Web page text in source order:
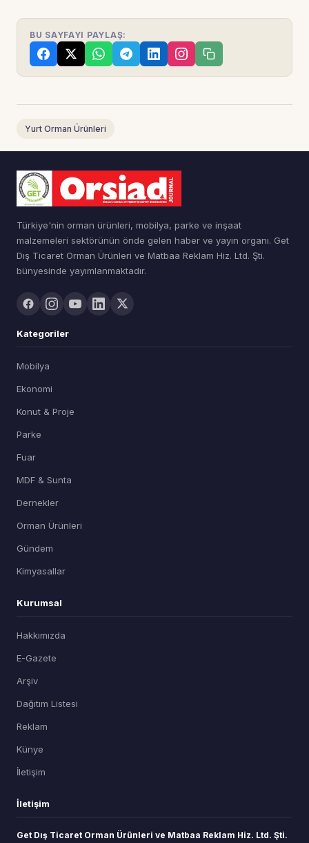
BU SAYFAYI PAYLAŞ:
Yurt Orman Ürünleri
Türkiye'nin orman ürünleri, mobilya, parke ve inşaat
malzemeleri sektörünün önde gelen haber ve yayın organı. Get
Dış Ticaret Orman Ürünleri ve Matbaa Reklam Hiz. Ltd. Şti.
bünyesinde yayımlanmaktadır.
Kategoriler
Mobilya
Ekonomi
Konut & Proje
Parke
Fuar
MDF & Sunta
Dernekler
Orman Ürünleri
Gündem
Kimyasallar
Kurumsal
Hakkımızda
E-Gazete
Arşiv
Dağıtım Listesi
Reklam
Künye
İletişim
İletişim
Get Dış Ticaret Orman Ürünleri ve Matbaa Reklam Hiz. Ltd. Şti.